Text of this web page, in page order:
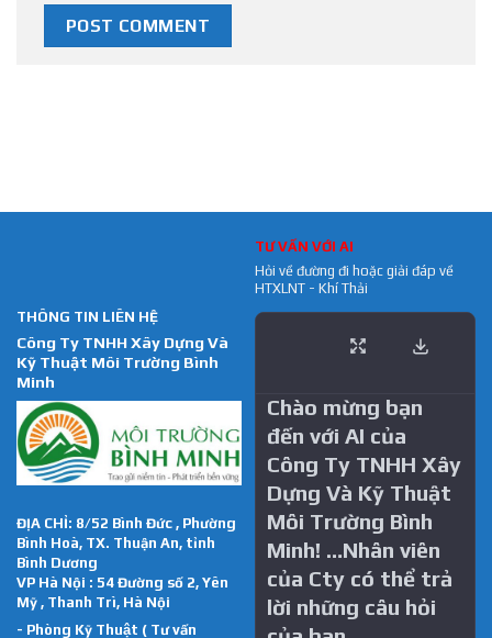
THÔNG TIN LIÊN HỆ
Công Ty TNHH Xây Dựng Và
Kỹ Thuật Môi Trường Bình
Minh
ĐỊA CHỈ: 8/52 Bình Đức , Phường
Bình Hoà, TX. Thuận An, tỉnh
Bình Dương
VP Hà Nội : 54 Đường số 2, Yên
Mỹ , Thanh Trì, Hà Nội
- Phòng Kỹ Thuật ( Tư vấn
TƯ VẤN VỚI AI
Hỏi về đường đi hoặc giải đáp về
HTXLNT - Khí Thải
Chào mừng bạn
đến với AI của
Công Ty TNHH Xây
Dựng Và Kỹ Thuật
Môi Trường Bình
Minh! …Nhân viên
của Cty có thể trả
lời những câu hỏi